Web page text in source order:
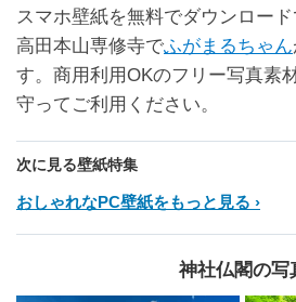
スマホ壁紙を無料でダウンロー
高田本山専修寺でふがまるちゃん
す。商用利用OKのフリー写真素
守ってご利用ください。
次に見る壁紙特集
おしゃれなPC壁紙をもっと見る
神社仏閣の写